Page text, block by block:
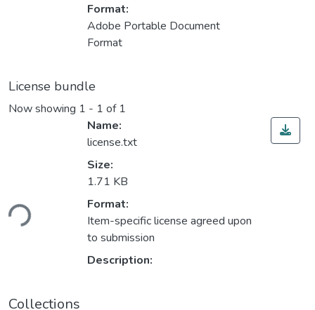
Format:
Adobe Portable Document
Format
License bundle
Now showing 1 - 1 of 1
Name:
license.txt
Size:
1.71 KB
Format:
Item-specific license agreed upon
to submission
Description:
Collections